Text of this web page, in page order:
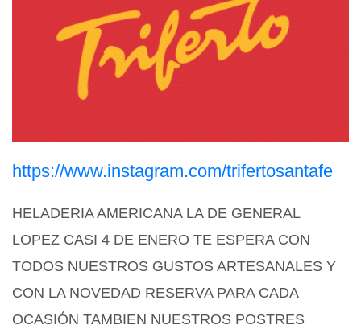
https://www.instagram.com/trifertosantafe
HELADERIA AMERICANA LA DE GENERAL
LOPEZ CASI 4 DE ENERO TE ESPERA CON
TODOS NUESTROS GUSTOS ARTESANALES Y
CON LA NOVEDAD RESERVA PARA CADA
OCASIÓN TAMBIEN NUESTROS POSTRES